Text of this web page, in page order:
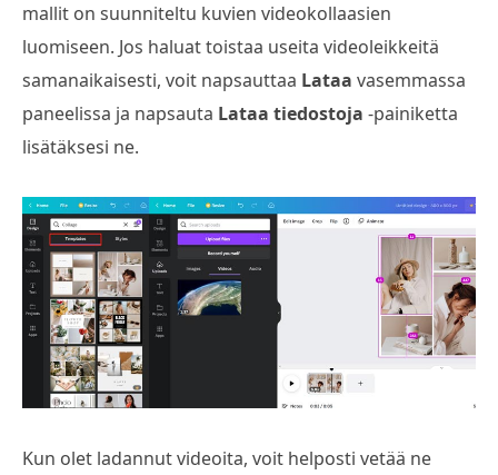
mallit on suunniteltu kuvien videokollaasien
luomiseen. Jos haluat toistaa useita videoleikkeitä
samanaikaisesti, voit napsauttaa Lataa vasemmassa
paneelissa ja napsauta Lataa tiedostoja -painiketta
lisätäksesi ne.
Kun olet ladannut videoita, voit helposti vetää ne